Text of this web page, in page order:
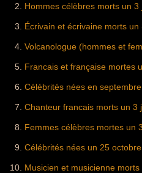
Hommes célèbres morts un 3
Écrivain et écrivaine morts un
Volcanologue (hommes et
Francais et française mortes
Célébrités nées en
Chanteur francais morts un 3
Femmes célèbres mortes un
Célébrités nées un 25
Musicien et musicienne morts